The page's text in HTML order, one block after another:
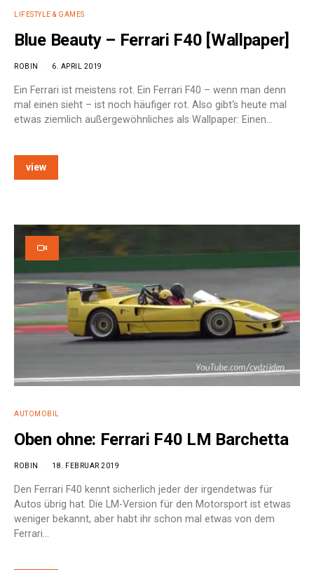
LIFESTYLE & GAMES
Blue Beauty – Ferrari F40 [Wallpaper]
ROBIN 6. APRIL 2019
Ein Ferrari ist meistens rot. Ein Ferrari F40 – wenn man denn
mal einen sieht – ist noch häufiger rot. Also gibt‘s heute mal
etwas ziemlich außergewöhnliches als Wallpaper: Einen…
view
AUTOMOBIL
Oben ohne: Ferrari F40 LM Barchetta
ROBIN 18. FEBRUAR 2019
Den Ferrari F40 kennt sicherlich jeder der irgendetwas für
Autos übrig hat. Die LM-Version für den Motorsport ist etwas
weniger bekannt, aber habt ihr schon mal etwas von dem
Ferrari…